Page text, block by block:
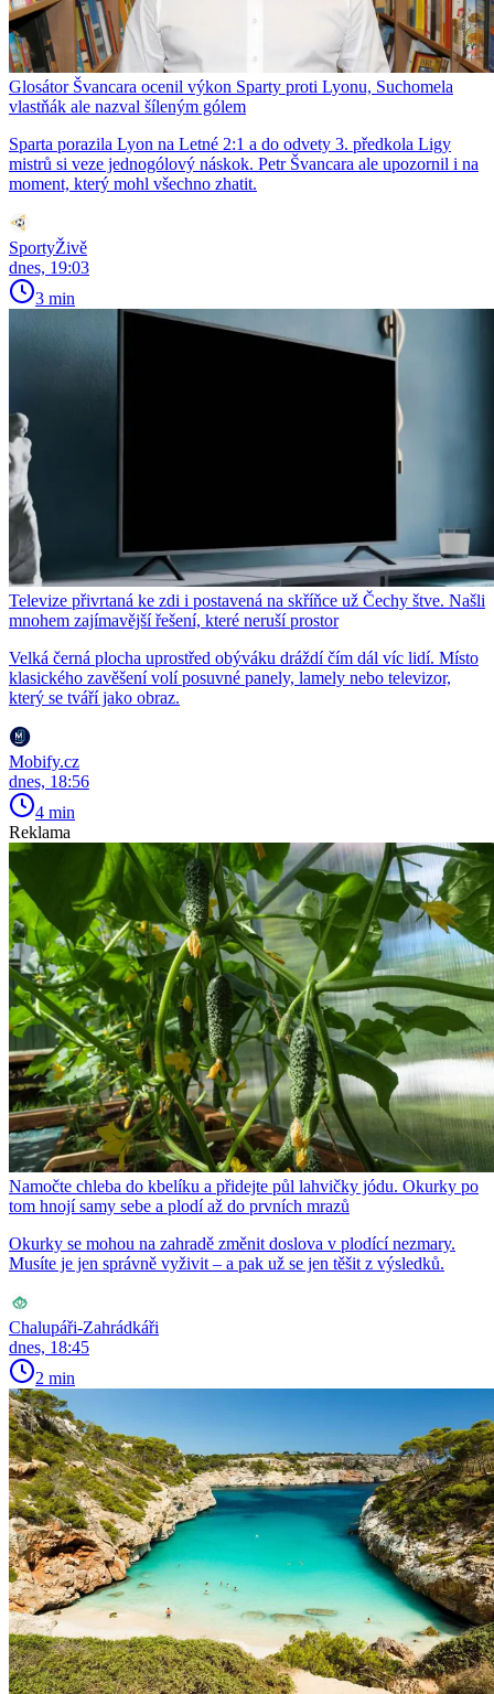
Glosátor Švancara ocenil výkon Sparty proti Lyonu, Suchomela
vlastňák ale nazval šíleným gólem
Sparta porazila Lyon na Letné 2:1 a do odvety 3. předkola Ligy
mistrů si veze jednogólový náskok. Petr Švancara ale upozornil i na
moment, který mohl všechno zhatit.
SportyŽivě
dnes, 19:03
3 min
Televize přivrtaná ke zdi i postavená na skříňce už Čechy štve. Našli
mnohem zajímavější řešení, které neruší prostor
Velká černá plocha uprostřed obýváku dráždí čím dál víc lidí. Místo
klasického zavěšení volí posuvné panely, lamely nebo televizor,
který se tváří jako obraz.
Mobify.cz
dnes, 18:56
4 min
Reklama
Namočte chleba do kbelíku a přidejte půl lahvičky jódu. Okurky po
tom hnojí samy sebe a plodí až do prvních mrazů
Okurky se mohou na zahradě změnit doslova v plodící nezmary.
Musíte je jen správně vyživit – a pak už se jen těšit z výsledků.
Chalupáři-Zahrádkáři
dnes, 18:45
2 min